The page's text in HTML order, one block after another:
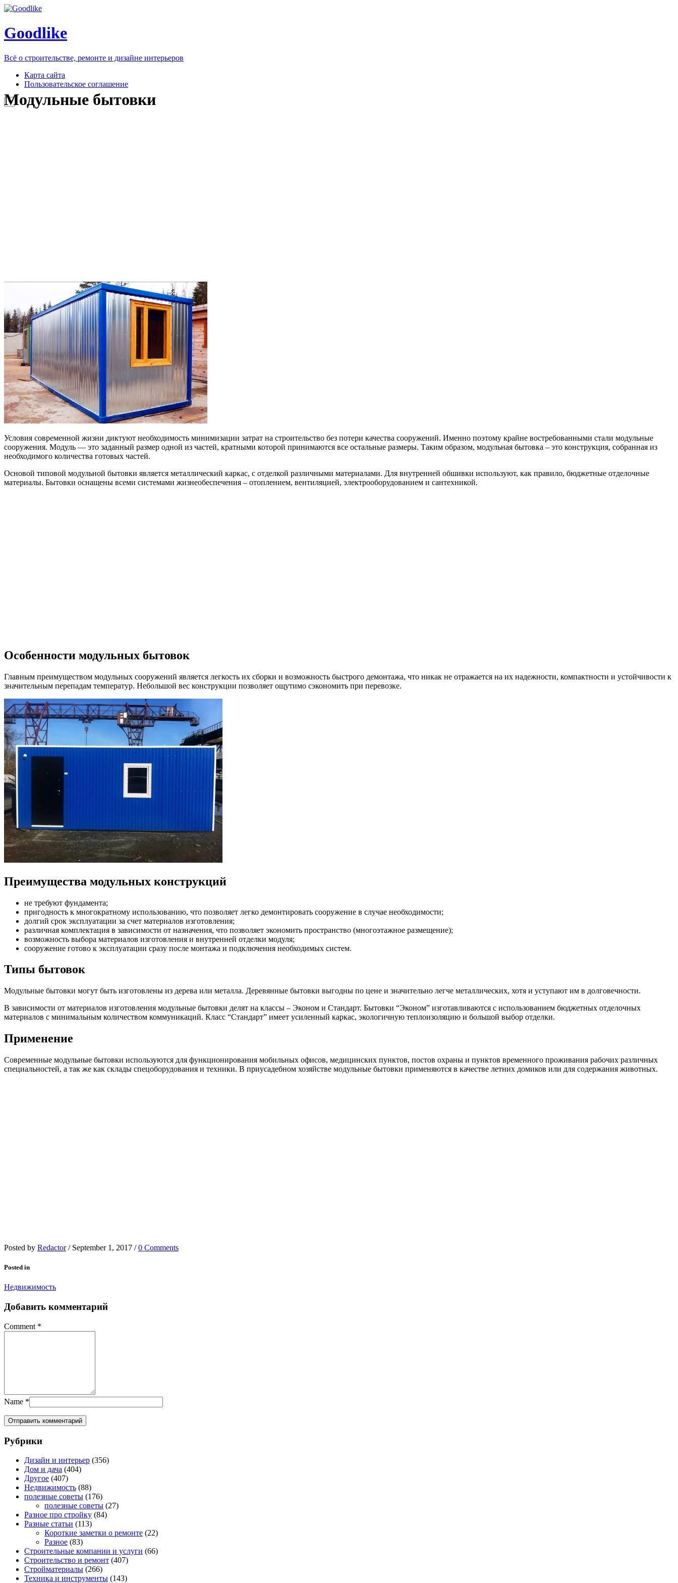
Goodlike
Всё о строительстве, ремонте и дизайне интерьеров
Карта сайта
Пользовательское соглашение
Модульные бытовки
Условия современной жизни диктуют необходимость минимизации затрат на строительство без потери качества сооружений. Именно поэтому крайне востребованными стали модульные
сооружения. Модуль — это заданный размер одной из частей, кратными которой принимаются все остальные размеры. Таким образом, модульная бытовка – это конструкция, собранная из
необходимого количества готовых частей.
Основой типовой модульной бытовки является металлический каркас, с отделкой различными материалами. Для внутренней обшивки используют, как правило, бюджетные отделочные
материалы. Бытовки оснащены всеми системами жизнеобеспечения – отоплением, вентиляцией, электрооборудованием и сантехникой.
Особенности модульных бытовок
Главным преимуществом модульных сооружений является легкость их сборки и возможность быстрого демонтажа, что никак не отражается на их надежности, компактности и устойчивости к
значительным перепадам температур. Небольшой вес конструкции позволяет ощутимо сэкономить при перевозке.
Преимущества модульных конструкций
не требуют фундамента;
пригодность к многократному использованию, что позволяет легко демонтировать сооружение в случае необходимости;
долгий срок эксплуатации за счет материалов изготовления;
различная комплектация в зависимости от назначения, что позволяет экономить пространство (многоэтажное размещение);
возможность выбора материалов изготовления и внутренней отделки модуля;
сооружение готово к эксплуатации сразу после монтажа и подключения необходимых систем.
Типы бытовок
Модульные бытовки могут быть изготовлены из дерева или металла. Деревянные бытовки выгодны по цене и значительно легче металлических, хотя и уступают им в долговечности.
В зависимости от материалов изготовления модульные бытовки делят на классы – Эконом и Стандарт. Бытовки “Эконом” изготавливаются с использованием бюджетных отделочных
материалов с минимальным количеством коммуникаций. Класс “Стандарт” имеет усиленный каркас, экологичную теплоизоляцию и большой выбор отделки.
Применение
Современные модульные бытовки используются для функционирования мобильных офисов, медицинских пунктов, постов охраны и пунктов временного проживания рабочих различных
специальностей, а так же как склады спецоборудования и техники. В приусадебном хозяйстве модульные бытовки применяются в качестве летних домиков или для содержания животных.
Posted by Redactor / September 1, 2017 / 0 Comments
Posted in
Недвижимость
Добавить комментарий
Comment *
Name *
Рубрики
Дизайн и интерьер (356)
Дом и дача (404)
Другое (407)
Недвижимость (88)
полезные советы (176)
полезные советы (27)
Разное про стройку (84)
Разные статьи (113)
Короткие заметки о ремонте (22)
Разное (83)
Строительные компании и услуги (66)
Строительство и ремонт (407)
Стройматериалы (266)
Техника и инструменты (143)